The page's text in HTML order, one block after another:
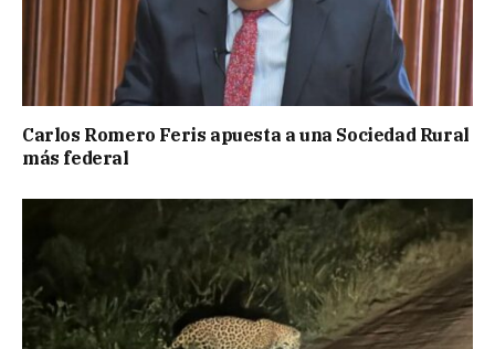
Carlos Romero Feris apuesta a una Sociedad Rural
más federal